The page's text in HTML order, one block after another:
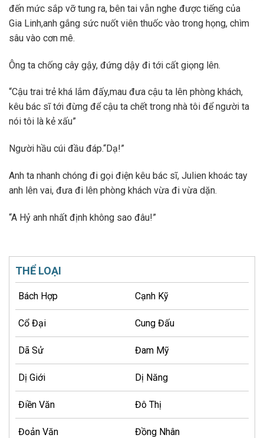
đến mức sắp vỡ tung ra, bên tai vẫn nghe được tiếng của
Gia Linh,anh gắng sức nuốt viên thuốc vào trong họng, chìm
sâu vào cơn mê.
Ông ta chống cây gậy, đứng dậy đi tới cất giọng lên.
“Cậu trai trẻ khá lắm đấy,mau đưa cậu ta lên phòng khách,
kêu bác sĩ tới đừng để cậu ta chết trong nhà tôi để người ta
nói tôi là kẻ xấu”
Người hầu cúi đầu đáp.“Dạ!”
Anh ta nhanh chóng đi gọi điện kêu bác sĩ, Julien khoác tay
anh lên vai, đưa đi lên phòng khách vừa đi vừa dặn.
“A Hỷ anh nhất định không sao đâu!”
THỂ LOẠI
Bách Hợp Cạnh Kỹ
Cổ Đại Cung Đấu
Dã Sử Đam Mỹ
Dị Giới Dị Năng
Điền Văn Đô Thị
Đoản Văn Đồng Nhân